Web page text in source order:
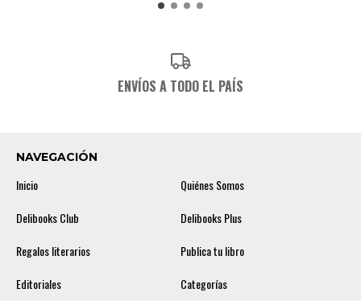
ENVÍOS A TODO EL PAÍS
NAVEGACIÓN
Inicio
Quiénes Somos
Delibooks Club
Delibooks Plus
Regalos literarios
Publica tu libro
Editoriales
Categorías